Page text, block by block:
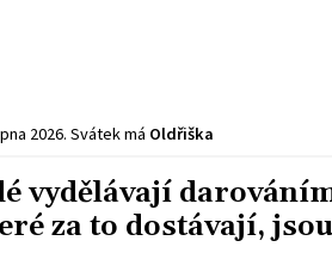
2026. Svátek má Oldřiška
vydělávají
za to dostávají,